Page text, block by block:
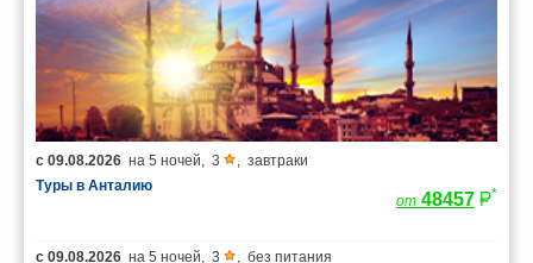
с 09.08.2026 на 5 ночей, 3 , завтраки
Туры в Анталию
от 48457 *
с 09.08.2026 на 5 ночей, 3 , без питания